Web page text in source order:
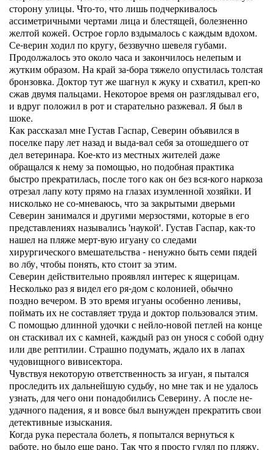
сторону улицы. Что-то, что лишь подчеркивалось
ассиметричными чертами лица и блестящей, болезненно
желтой кожей. Острое горло вздымалось с каждым вдохом.
Се-верин ходил по кругу, беззвучно шевеля губами.
Продолжалось это около часа и закончилось нелепым и
жутким образом. На край за-бора тяжело опустилась толстая
бронзовка. Доктор тут же шагнул к жуку и схватил, креп-ко
сжав двумя пальцами. Некоторое время он разглядывал его,
и вдруг положил в рот и старательно разжевал. Я был в
шоке.
Как рассказал мне Густав Гаспар, Северин объявился в
поселке пару лет назад и выда-вал себя за отошедшего от
дел ветеринара. Кое-кто из местных жителей даже
обращался к нему за помощью, но подобная практика
быстро прекратилась, после того как он без вся-кого наркоза
отрезал лапу коту прямо на глазах изумленной хозяйки. И
нисколько не со-мневаюсь, что за закрытыми дверьми
Северин занимался и другими мерзостями, которые в его
представлениях назывались 'наукой'. Густав Гаспар, как-то
нашел на пляже мерт-вую игуану со следами
хирургического вмешательства - ненужно быть семи пядей
во лбу, чтобы понять, кто стоит за этим.
Северин действительно проявлял интерес к ящерицам.
Несколько раз я видел его ря-дом с колонией, обычно
поздно вечером. В это время игуаны особенно ленивы,
поймать их не составляет труда и доктор пользовался этим.
С помощью длинной удочки с нейло-новой петлей на конце
он стаскивал их с камней, каждый раз он унося с собой одну
или две рептилии. Страшно подумать, ждало их в лапах
чудовищного вивисектора.
Чувствуя некоторую ответственность за игуан, я пытался
проследить их дальнейшую судьбу, но мне так и не удалось
узнать, для чего они понадобились Северину. А после не-
удачного падения, я и вовсе был вынужден прекратить свои
детективные изыскания.
Когда рука перестала болеть, я попытался вернуться к
работе, но было еще рано. Так что я просто гулял по пляжу,